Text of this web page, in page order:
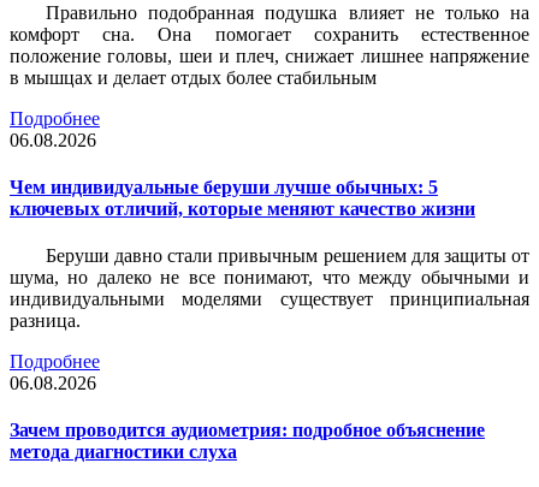
Правильно подобранная подушка влияет не только на
комфорт сна. Она помогает сохранить естественное
положение головы, шеи и плеч, снижает лишнее напряжение
в мышцах и делает отдых более стабильным
Подробнее
06.08.2026
Чем индивидуальные беруши лучше обычных: 5
ключевых отличий, которые меняют качество жизни
Беруши давно стали привычным решением для защиты от
шума, но далеко не все понимают, что между обычными и
индивидуальными моделями существует принципиальная
разница.
Подробнее
06.08.2026
Зачем проводится аудиометрия: подробное объяснение
метода диагностики слуха